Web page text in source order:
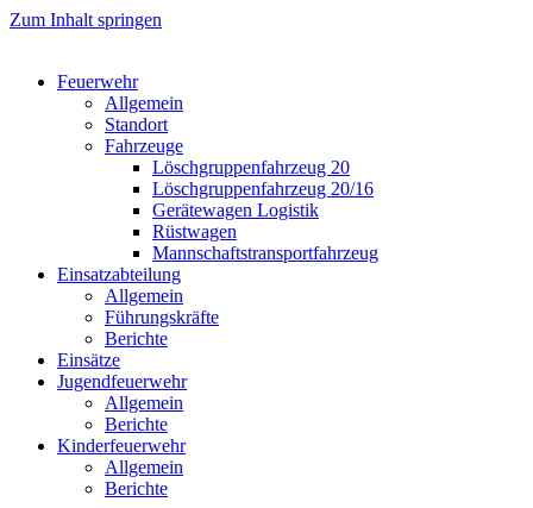
Zum Inhalt springen
Feuerwehr
Allgemein
Standort
Fahrzeuge
Löschgruppen­fahrzeug 20
Lösch­gruppen­fahrzeug 20/16
Geräte­wagen Logistik
Rüst­wagen
Mannschafts­transportfahrzeug
Einsatz­abteilung
Allgemein
Führungs­kräfte
Berichte
Einsätze
Jugend­feuerwehr
Allgemein
Berichte
Kinder­feuerwehr
Allgemein
Berichte